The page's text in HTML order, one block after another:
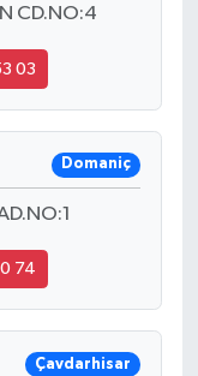
CD.NO:4
03
Domaniç
74
Çavdarhisar